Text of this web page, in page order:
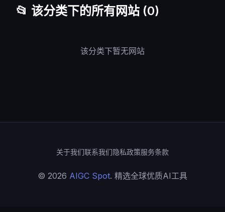
📂 该分类下的所有网站 (0)
该分类下暂无网站
关于我们联系我们隐私政策服务条款
© 2026 AIGC Spot. 精选全球优质AI工具